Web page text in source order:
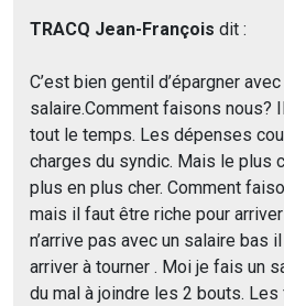
TRACQ Jean-François dit :
C’est bien gentil d’épargner
salaire.Comment faisons nous?
tout le temps. Les dépenses
charges du syndic. Mais le plus
plus en plus cher. Comment
mais il faut être riche pour
n’arrive pas avec un salaire bas
arriver à tourner . Moi je fais un
du mal à joindre les 2 bouts.